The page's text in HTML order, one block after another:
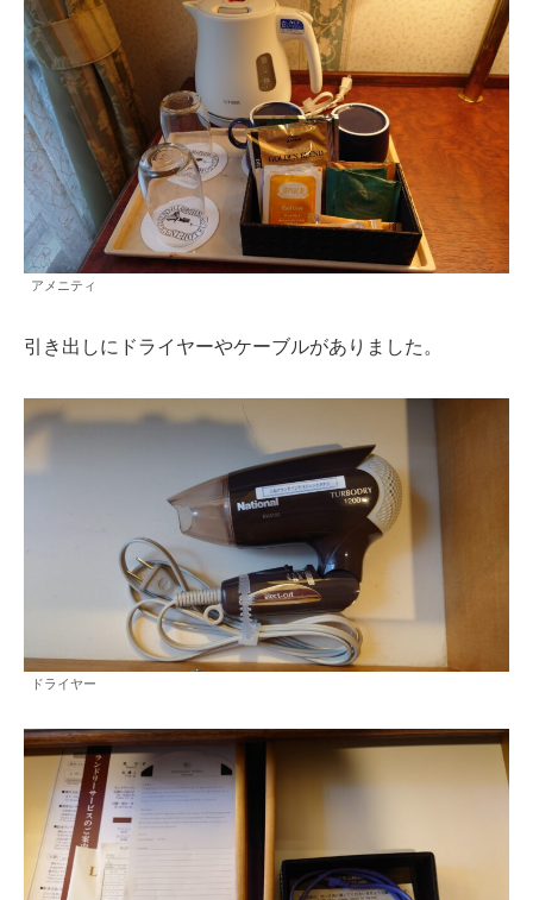
アメニティ
引き出しにドライヤーやケーブルがありました。
ドライヤー